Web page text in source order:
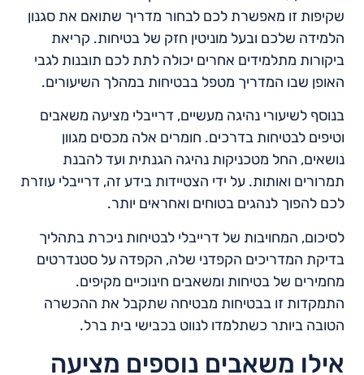
שקיפות זו מאפשרת לכם לבחור מדריך שתואם את סגנון
הלמידה שלכם ובעל מוניטין חזק של בטיחות. קריאת
ביקורות מתלמידים אחרים יכולה לתת לכם תובנות לגבי
האופן שבו המדריך מטפל בבטיחות במהלך השיעורים.
בנוסף לשיעורי נהיגה מעשיים, דרייבלי מציעה משאבים
וטיפים לבטיחות בדרכים. חומרים אלה מכסים מגוון
נושאים, החל מטכניקות נהיגה הגנתית ועד להבנת
תמרורים ואותות. על ידי הצטיידות בידע זה, דרייבלי עוזרת
לכם להפוך לנהגים בטוחים ואחראים יותר.
לסיכום, המחויבות של דרייבלי לבטיחות ניכרת בתהליך
בדיקת המדריכים הקפדני שלה, הקפדה על סטנדרטים
מחמירים של בטיחות ומשאבים חינוכיים מקיפים.
התמקדות זו בבטיחות מבטיחה שתקבל את ההכשרה
הטובה ביותר כשתלמדו לנווט בכבישי בית ברל.
אילו משאבים נוספים מציעה